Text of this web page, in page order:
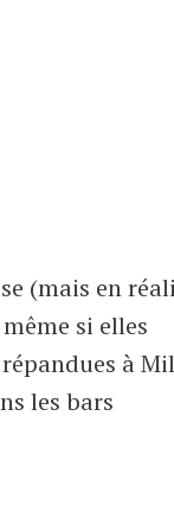
(mais en
si elles
à
les bars